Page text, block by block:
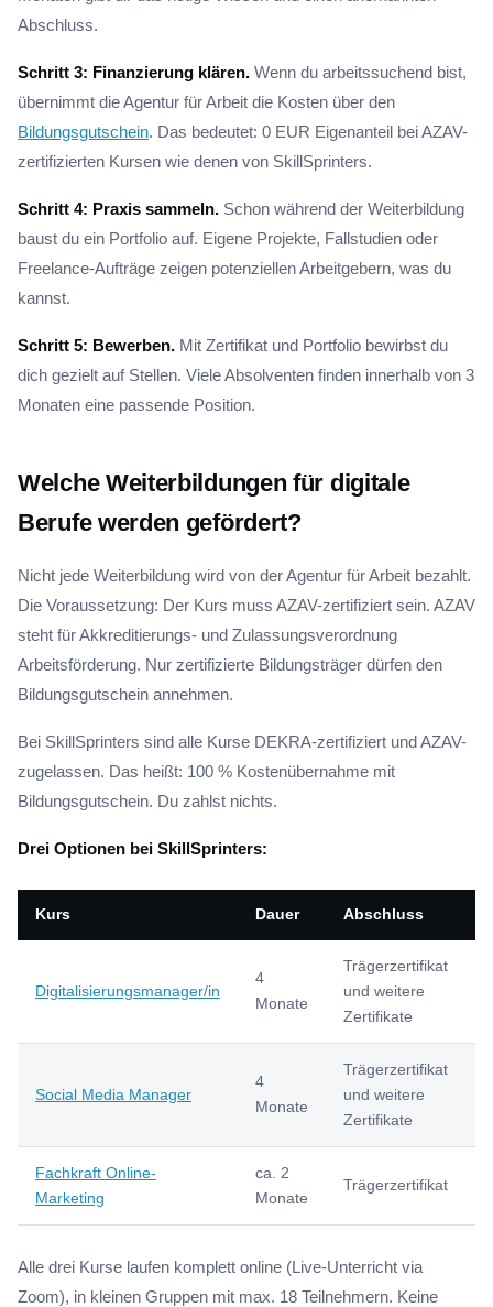
Abschluss.
Schritt 3: Finanzierung klären. Wenn du arbeitssuchend bist,
übernimmt die Agentur für Arbeit die Kosten über den
Bildungsgutschein. Das bedeutet: 0 EUR Eigenanteil bei AZAV-
zertifizierten Kursen wie denen von SkillSprinters.
Schritt 4: Praxis sammeln. Schon während der Weiterbildung
baust du ein Portfolio auf. Eigene Projekte, Fallstudien oder
Freelance-Aufträge zeigen potenziellen Arbeitgebern, was du
kannst.
Schritt 5: Bewerben. Mit Zertifikat und Portfolio bewirbst du
dich gezielt auf Stellen. Viele Absolventen finden innerhalb von 3
Monaten eine passende Position.
Welche Weiterbildungen für digitale
Berufe werden gefördert?
Nicht jede Weiterbildung wird von der Agentur für Arbeit bezahlt.
Die Voraussetzung: Der Kurs muss AZAV-zertifiziert sein. AZAV
steht für Akkreditierungs- und Zulassungsverordnung
Arbeitsförderung. Nur zertifizierte Bildungsträger dürfen den
Bildungsgutschein annehmen.
Bei SkillSprinters sind alle Kurse DEKRA-zertifiziert und AZAV-
zugelassen. Das heißt: 100 % Kostenübernahme mit
Bildungsgutschein. Du zahlst nichts.
Drei Optionen bei SkillSprinters:
Kurs Dauer Abschluss
Digitalisierungsmanager/in
4
Monate
Trägerzertifikat
und weitere
Zertifikate
Social Media Manager
4
Monate
Trägerzertifikat
und weitere
Zertifikate
Fachkraft Online-
Marketing
ca. 2
Monate
Trägerzertifikat
Alle drei Kurse laufen komplett online (Live-Unterricht via
Zoom), in kleinen Gruppen mit max. 18 Teilnehmern. Keine